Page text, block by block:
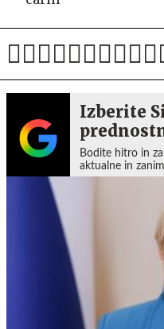
Izberite
Bodite hitro in
aktualne in